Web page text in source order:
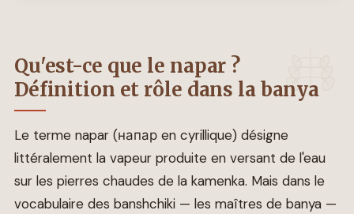
Qu'est-ce que le napar ?
Définition et rôle dans la banya
Le terme napar (напар en cyrillique) désigne
littéralement la vapeur produite en versant de l'eau
sur les pierres chaudes de la kamenka. Mais dans le
vocabulaire des banshchiki — les maîtres de banya —